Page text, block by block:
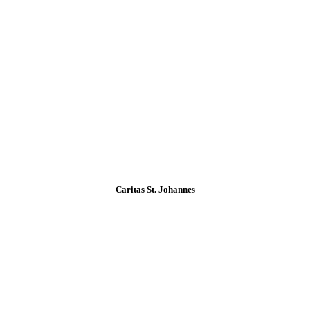
Caritas St. Johannes